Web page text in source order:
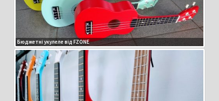
Бюджетні укулеле від FZONE